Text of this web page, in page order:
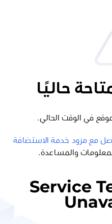
حاليًا
في الوقت الحالي.
مع مزود خدمة الاستضافة
والمساعدة.
Service